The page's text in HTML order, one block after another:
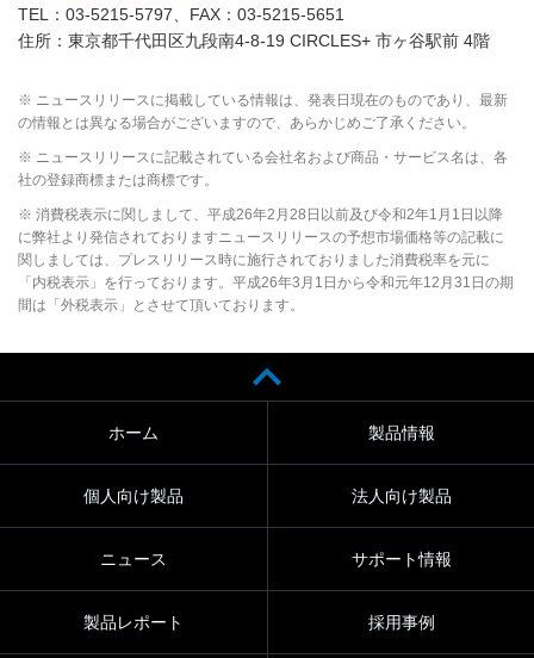
TEL：03-5215-5797、FAX：03-5215-5651
住所：東京都千代田区九段南4-8-19 CIRCLES+ 市ヶ谷駅前 4階
※ ニュースリリースに掲載している情報は、発表日現在のものであり、最新
の情報とは異なる場合がございますので、あらかじめご了承ください。
※ ニュースリリースに記載されている会社名および商品・サービス名は、各
社の登録商標または商標です。
※ 消費税表示に関しまして、平成26年2月28日以前及び令和2年1月1日以降
に弊社より発信されておりますニュースリリースの予想市場価格等の記載に
関しましては、プレスリリース時に施行されておりました消費税率を元に
「内税表示」を行っております。平成26年3月1日から令和元年12月31日の期
間は「外税表示」とさせて頂いております。
ホーム 製品情報
個人向け製品 法人向け製品
ニュース サポート情報
製品レポート 採用事例